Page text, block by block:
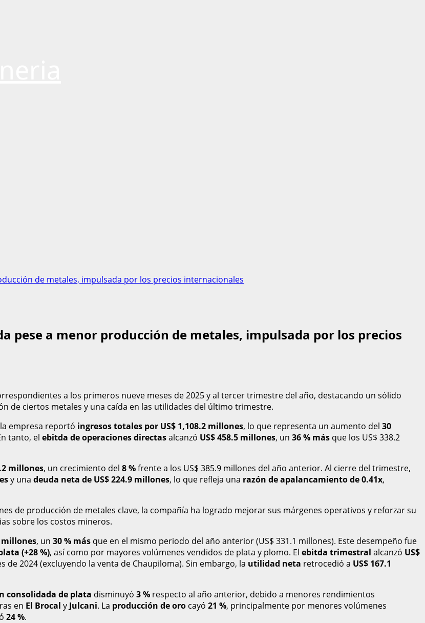
de metales, impulsada por los precios internacionales
pese a menor producción de metales, impulsada por los precios
a los primeros nueve meses de 2025 y al tercer trimestre del año, destacando un sólido
de ciertos metales y una caída en las utilidades del último trimestre.
empresa reportó ingresos totales por US$ 1,108.2 millones, lo que representa un aumento del 30
tanto, el ebitda de operaciones directasalcanzó US$ 458.5 millones, un 36 % más que los US$ 338.2
millones, un crecimiento del 8 %frente a los US$ 385.9 millones del año anterior. Al cierre del trimestre,
y una deuda neta de US$ 224.9 millones, lo que refleja una razón de apalancamiento de 0.41x,
de producción de metales clave, la compañía ha logrado mejorar sus márgenes operativos y reforzar su
sobre los costos mineros.
millones, un 30 % más que en el mismo periodo del año anterior (US$ 331.1 millones). Este desempeño fue
(+28 %), así como por mayores volúmenes vendidos de plata y plomo. El ebitda trimestral alcanzó US$
de 2024 (excluyendo la venta de Chaupiloma). Sin embargo, la utilidad neta retrocedió a US$ 167.1
consolidada de plata disminuyó 3 % respecto al año anterior, debido a menores rendimientos
en El Brocal y Julcani. La producción de oro cayó 21 %, principalmente por menores volúmenes
24 %.